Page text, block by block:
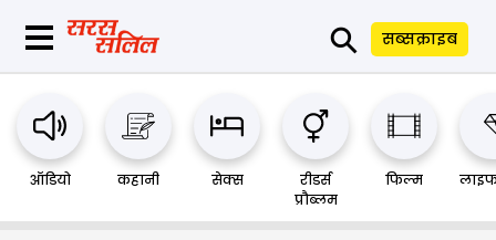
⚲ सब्सक्राइब
ऑडियो कहानी सेक्स
रीडर्स
प्रौब्लम
फिल्म